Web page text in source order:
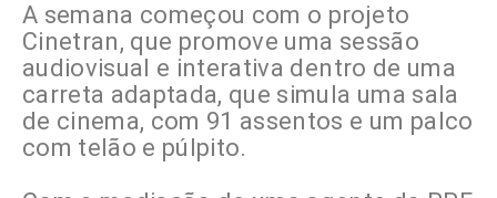
A semana começou com o projeto
Cinetran, que promove uma sessão
audiovisual e interativa dentro de uma
carreta adaptada, que simula uma sala
de cinema, com 91 assentos e um palco
com telão e púlpito.